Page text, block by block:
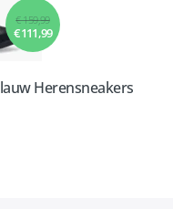
€ 159,99
€ 111,99
Herensneakers